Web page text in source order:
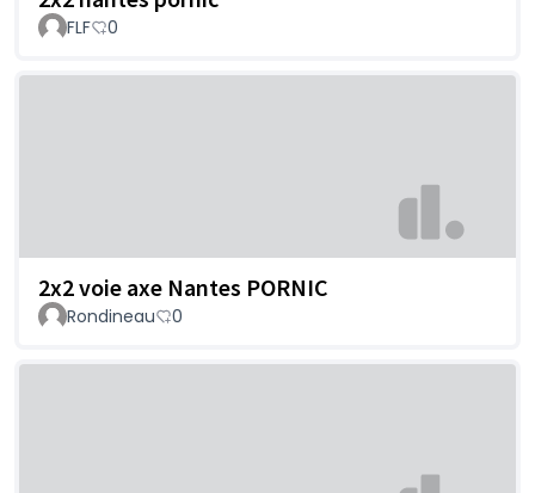
FLF 0
2x2 voie axe Nantes PORNIC
Rondineau 0